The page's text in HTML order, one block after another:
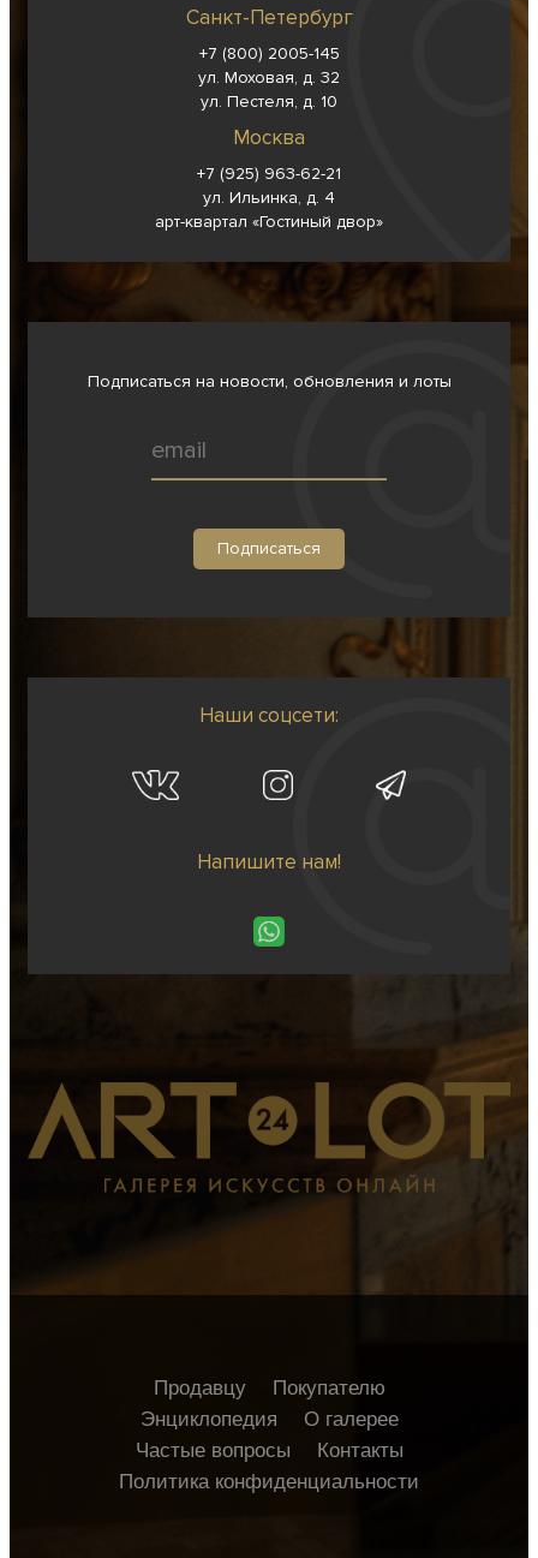
Санкт-Петербург
+7 (800) 2005-145
ул. Моховая, д. 32
ул. Пестеля, д. 10
Москва
+7 (925) 963-62-21
ул. Ильинка, д. 4
арт-квартал «Гостиный двор»
Подписаться на новости, обновления и лоты
Наши соцсети:
Напишите нам!
Продавцу
Покупателю
Энциклопедия
О галерее
Частые вопросы
Контакты
Политика конфиденциальности